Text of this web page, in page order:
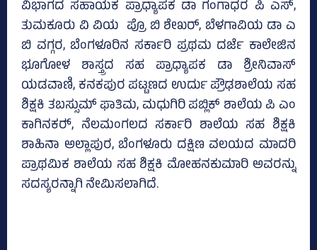
ವಿಭಾಗದ ಸಹಾಯಕ ಪ್ರಾಧ್ಯಾಪಕ ಡಾ ಗಂಗಾಧರ ಪಿ ಎಸ್‌,
ತುಮಕೂರು ವಿ ವಿಯ ಪ್ರೊ ಬಿ ಶೇಖರ್, ಬೆಳಗಾವಿಯ ಡಾ ಎ
ಬಿ ವಗ್ಗರ, ಬೆಂಗಳೂರಿನ ಸರ್ಕಾರಿ ಪ್ರಥಮ ದರ್ಜೆ ಕಾಲೇಜಿನ
ಭೂಗೋಳ ಶಾಸ್ತ್ರದ ಸಹ ಪ್ರಾಧ್ಯಾಪಕ ಡಾ ಶ್ರೀನಿವಾಸ್‌
ಯಡವಾಣಿ, ಕನಕಪುರ ಪಟ್ಟಣದ ಉರ್ದು ಪ್ರೌಢಶಾಲೆಯ ಸಹ
ಶಿಕ್ಷಕಿ ತಬಸ್ಸುಮ್‌ ಫಾತಿಮ, ಮಧುಗಿರಿ ಪಬ್ಲಿಕ್‌ ಶಾಲೆಯ ಪಿ ಎಂ
ಕಾಗಿನಕರ್‍‌, ನೆಲಮಂಗಲದ ಸರ್ಕಾರಿ ಶಾಲೆಯ ಸಹ ಶಿಕ್ಷಕಿ
ಶಾಹಿನಾ ಅಲ್ಲಾಪುರ, ಬೆಂಗಳೂರು ದಕ್ಷಿಣ ವಲಯದ ಮಾದರಿ
ಪ್ರಾಥಮಿಕ ಶಾಲೆಯ ಸಹ ಶಿಕ್ಷಕಿ ಮೋಹನಕುಮಾರಿ ಅವರನ್ನು
ಸದಸ್ಯರನ್ನಾಗಿ ನೇಮಿಸಲಾಗಿದೆ.